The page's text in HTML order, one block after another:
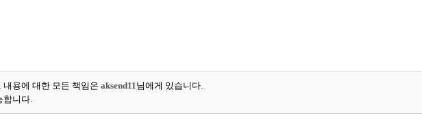
내용에 대한 모든 책임은 aksend11 님에게 있습니다.
니다.